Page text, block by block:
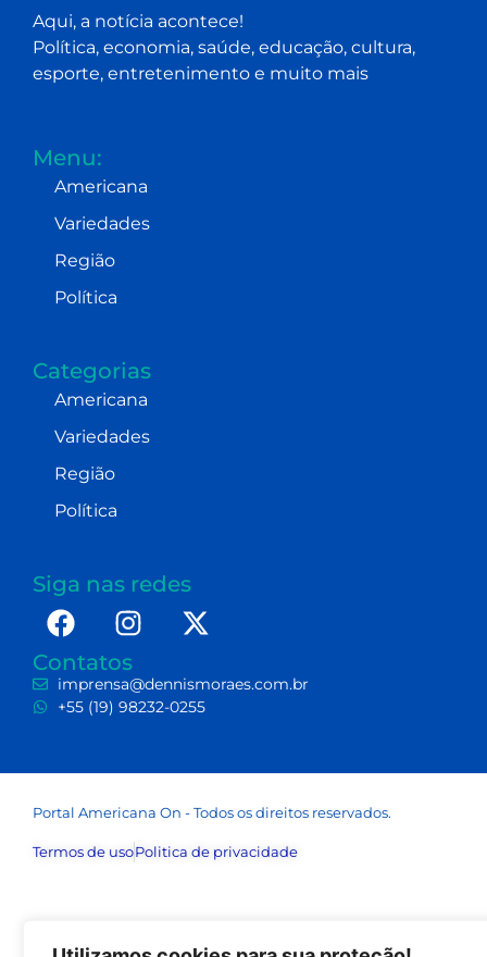
Aqui, a notícia acontece!
Política, economia, saúde, educação, cultura,
esporte, entretenimento e muito mais
Menu:
Americana
Variedades
Região
Política
Categorias
Americana
Variedades
Região
Política
Siga nas redes
Contatos
imprensa@dennismoraes.com.br
+55 (19) 98232-0255
Portal Americana On - Todos os direitos reservados.
Termos de usoPolitica de privacidade